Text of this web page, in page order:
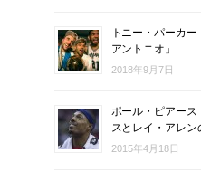
トニー・パーカ
アントニオ」
2018年9月7日
ポール・ピアー
スとレイ・アレン
2015年4月18日